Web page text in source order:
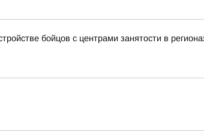
бойцов с центрами занятости в